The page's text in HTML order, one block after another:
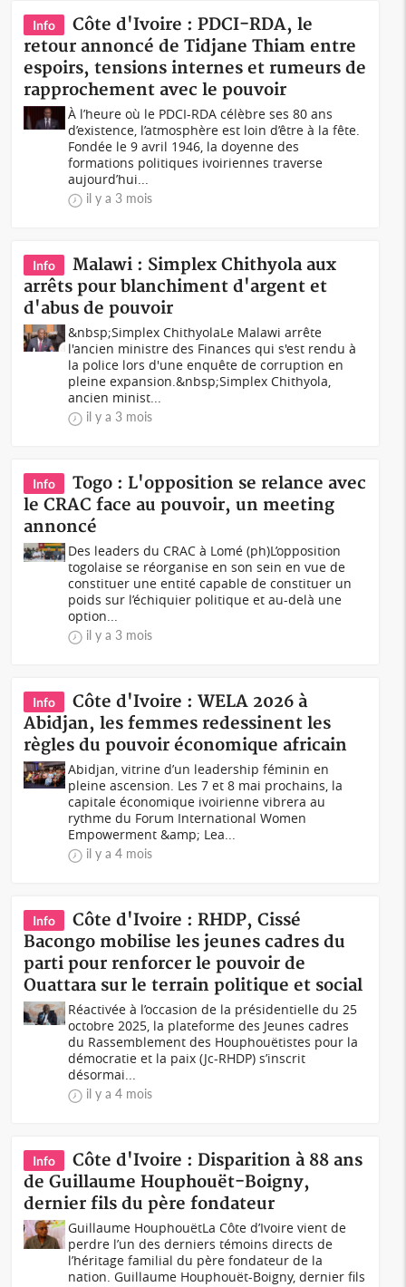
Info
Côte d'Ivoire : PDCI-RDA, le
retour annoncé de Tidjane Thiam entre
espoirs, tensions internes et rumeurs de
rapprochement avec le pouvoir
À l’heure où le PDCI-RDA célèbre ses 80 ans
d’existence, l’atmosphère est loin d’être à la fête.
Fondée le 9 avril 1946, la doyenne des
formations politiques ivoiriennes traverse
aujourd’hui...
il y a 3 mois
Info
Malawi : Simplex Chithyola aux
arrêts pour blanchiment d'argent et
d'abus de pouvoir
&nbsp;Simplex ChithyolaLe Malawi arrête
l'ancien ministre des Finances qui s'est rendu à
la police lors d'une enquête de corruption en
pleine expansion.&nbsp;Simplex Chithyola,
ancien minist...
il y a 3 mois
Info
Togo : L'opposition se relance avec
le CRAC face au pouvoir, un meeting
annoncé
Des leaders du CRAC à Lomé (ph)L’opposition
togolaise se réorganise en son sein en vue de
constituer une entité capable de constituer un
poids sur l’échiquier politique et au-delà une
option...
il y a 3 mois
Info
Côte d'Ivoire : WELA 2026 à
Abidjan, les femmes redessinent les
règles du pouvoir économique africain
Abidjan, vitrine d’un leadership féminin en
pleine ascension. Les 7 et 8 mai prochains, la
capitale économique ivoirienne vibrera au
rythme du Forum International Women
Empowerment &amp; Lea...
il y a 4 mois
Info
Côte d'Ivoire : RHDP, Cissé
Bacongo mobilise les jeunes cadres du
parti pour renforcer le pouvoir de
Ouattara sur le terrain politique et social
Réactivée à l’occasion de la présidentielle du 25
octobre 2025, la plateforme des Jeunes cadres
du Rassemblement des Houphouëtistes pour la
démocratie et la paix (Jc-RHDP) s’inscrit
désormai...
il y a 4 mois
Info
Côte d'Ivoire : Disparition à 88 ans
de Guillaume Houphouët-Boigny,
dernier fils du père fondateur
Guillaume HouphouëtLa Côte d’Ivoire vient de
perdre l’un des derniers témoins directs de
l’héritage familial du père fondateur de la
nation. Guillaume Houphouët-Boigny, dernier fils